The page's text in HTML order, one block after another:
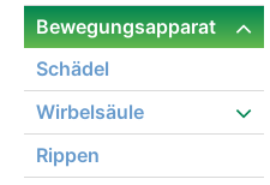
Bewegungsapparat
Schädel
Wirbelsäule
Rippen